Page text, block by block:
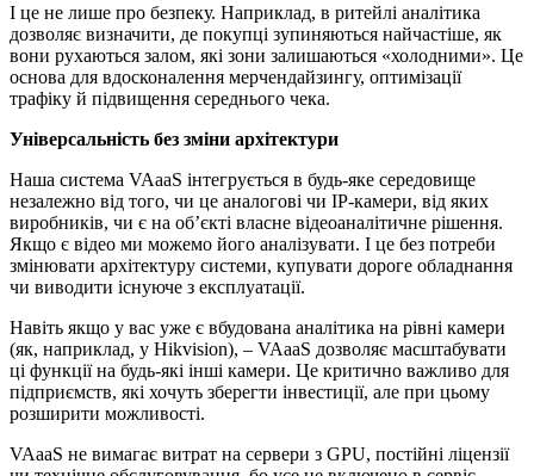
І це не лише про безпеку. Наприклад, в ритейлі аналітика
дозволяє визначити, де покупці зупиняються найчастіше, як
вони рухаються залом, які зони залишаються «холодними». Це
основа для вдосконалення мерчендайзингу, оптимізації
трафіку й підвищення середнього чека.
Універсальність без зміни архітектури
Наша система VAaaS інтегрується в будь-яке середовище
незалежно від того, чи це аналогові чи IP-камери, від яких
виробників, чи є на об’єкті власне відеоаналітичне рішення.
Якщо є відео ми можемо його аналізувати. І це без потреби
змінювати архітектуру системи, купувати дороге обладнання
чи виводити існуюче з експлуатації.
Навіть якщо у вас уже є вбудована аналітика на рівні камери
(як, наприклад, у Hikvision), – VAaaS дозволяє масштабувати
ці функції на будь-які інші камери. Це критично важливо для
підприємств, які хочуть зберегти інвестиції, але при цьому
розширити можливості.
VAaaS не вимагає витрат на сервери з GPU, постійні ліцензії